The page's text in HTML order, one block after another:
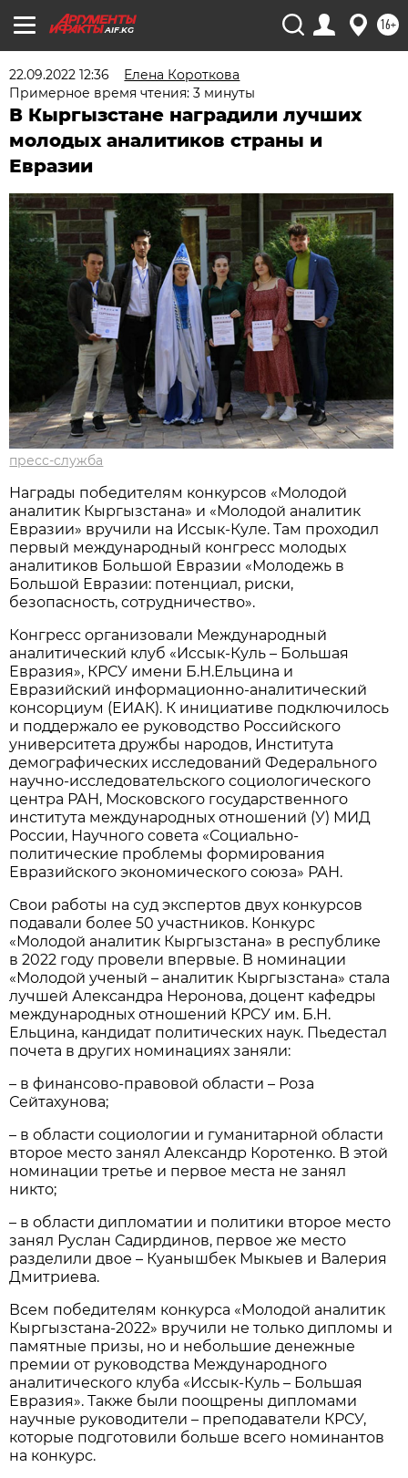
AIF.KG 16+
22.09.2022 12:36
Елена Короткова
Примерное время чтения: 3 минуты
В Кыргызстане наградили лучших
молодых аналитиков страны и
Евразии
пресс-служба
Награды победителям конкурсов «Молодой
аналитик Кыргызстана» и «Молодой аналитик
Евразии» вручили на Иссык-Куле. Там проходил
первый международный конгресс молодых
аналитиков Большой Евразии «Молодежь в
Большой Евразии: потенциал, риски,
безопасность, сотрудничество».
Конгресс организовали Международный
аналитический клуб «Иссык-Куль – Большая
Евразия», КРСУ имени Б.Н.Ельцина и
Евразийский информационно-аналитический
консорциум (ЕИАК). К инициативе подключилось
и поддержало ее руководство Российского
университета дружбы народов, Института
демографических исследований Федерального
научно-исследовательского социологического
центра РАН, Московского государственного
института международных отношений (У) МИД
России, Научного совета «Социально-
политические проблемы формирования
Евразийского экономического союза» РАН.
Свои работы на суд экспертов двух конкурсов
подавали более 50 участников. Конкурс
«Молодой аналитик Кыргызстана» в республике
в 2022 году провели впервые. В номинации
«Молодой ученый – аналитик Кыргызстана» стала
лучшей Александра Неронова, доцент кафедры
международных отношений КРСУ им. Б.Н.
Ельцина, кандидат политических наук. Пьедестал
почета в других номинациях заняли:
– в финансово-правовой области – Роза
Сейтахунова;
– в области социологии и гуманитарной области
второе место занял Александр Коротенко. В этой
номинации третье и первое места не занял
никто;
– в области дипломатии и политики второе место
занял Руслан Садирдинов, первое же место
разделили двое – Куанышбек Мыкыев и Валерия
Дмитриева.
Всем победителям конкурса «Молодой аналитик
Кыргызстана-2022» вручили не только дипломы и
памятные призы, но и небольшие денежные
премии от руководства Международного
аналитического клуба «Иссык-Куль – Большая
Евразия». Также были поощрены дипломами
научные руководители – преподаватели КРСУ,
которые подготовили больше всего номинантов
на конкурс.